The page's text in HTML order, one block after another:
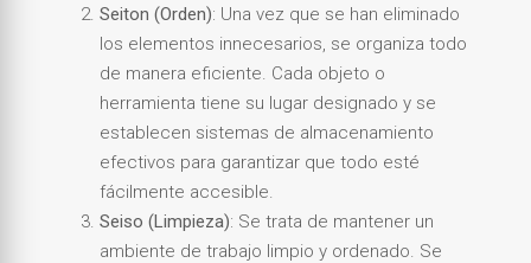
Seiton (Orden): Una vez que se han eliminado
los elementos innecesarios, se organiza todo
de manera eficiente. Cada objeto o
herramienta tiene su lugar designado y se
establecen sistemas de almacenamiento
efectivos para garantizar que todo esté
fácilmente accesible.
Seiso (Limpieza): Se trata de mantener un
ambiente de trabajo limpio y ordenado. Se